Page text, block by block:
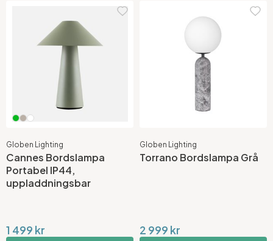
Hos Stockholms Ljusbutik kan du finna ett brett sortiment
av Globen belysning,men är det någon lampa från Globen
Lighting som du saknar så maila oss gärna
info@ljusbutik.se
Om varor från Globen inte finns i vårt lager, så är den
Globen Lighting
Cannes Bordslampa
Portabel IP44,
uppladdningsbar
1 499 kr
Globen Lighting
Torrano Bordslampa Grå
2 999 kr